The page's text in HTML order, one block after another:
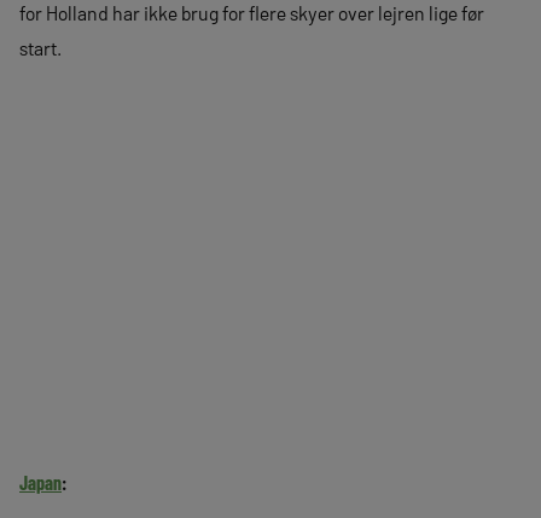
for Holland har ikke brug for flere skyer over lejren lige før
start.
Japan: